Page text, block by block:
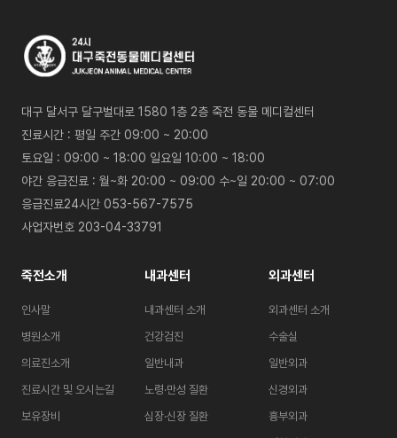
흉부외과
정형외과
영상센터
MRI
특화센터
줄기세포치료
CCRT
대구 달서구 달구벌대로 1580 1층 2층 죽전 동물 메디컬센터
진료시간 : 평일 주간 09:00 ~ 20:00
토요일 : 09:00 ~ 18:00 일요일 10:00 ~ 18:00
야간 응급진료 : 월~화 20:00 ~ 09:00 수~일 20:00 ~ 07:00
응급진료24시간 053-567-7575
사업자번호 203-04-33791
죽전소개
인사말
병원소개
의료진소개
진료시간 및 오시는길
보유장비
내과센터
내과센터 소개
건강검진
일반내과
노령·만성 질환
심장·신장 질환
외과센터
외과센터 소개
수술실
일반외과
신경외과
흉부외과